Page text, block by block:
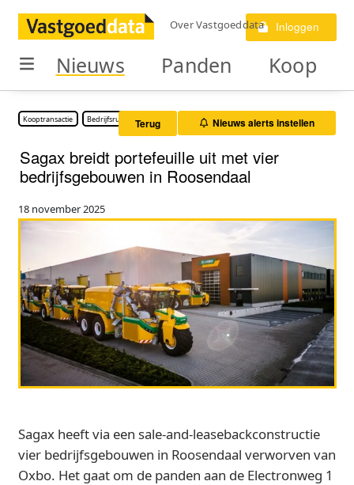
Over Vastgoeddata Inloggen
Nieuws Panden Koop
Kooptransactie Bedrijfsruimte Terug Nieuws alerts instellen
Sagax breidt portefeuille uit met vier
bedrijfsgebouwen in Roosendaal
18 november 2025
Sagax heeft via een sale-and-leasebackconstructie
vier bedrijfsgebouwen in Roosendaal verworven van
Oxbo. Het gaat om de panden aan de Electronweg 1